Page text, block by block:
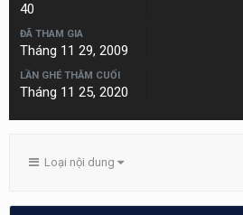
40
ĐÃ THAM GIA
Tháng 11 29, 2009
LẦN GHÉ THĂM CUỐI
Tháng 11 25, 2020
Loại nội dung